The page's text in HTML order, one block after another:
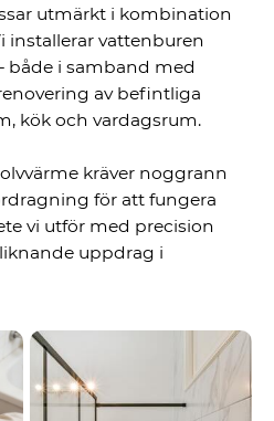
utmärkt i kombination
installerar vattenburen
både i samband med
av befintliga
kök och vardagsrum.
kräver noggrann
för att fungera
vi utför med precision
uppdrag i